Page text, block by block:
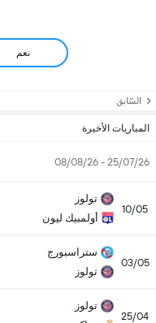
نعم
السّابق
المباريات الأخيرة
25/07/26 - 08/08/26
10/05
تولوز
أولمبيك ليون
03/05
ستراسبورج
تولوز
25/04
تولوز